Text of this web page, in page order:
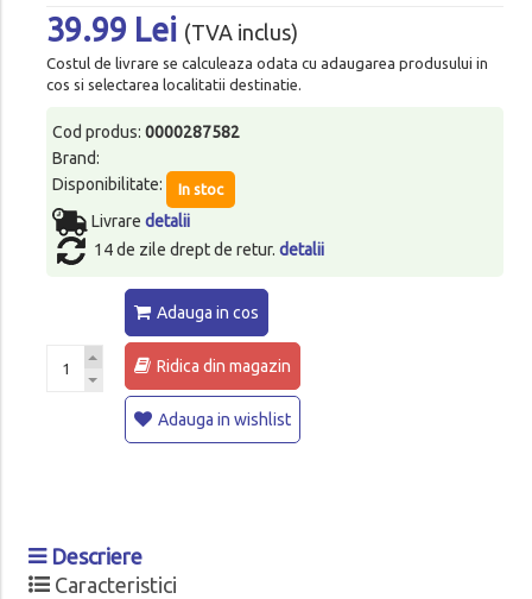
39.99 Lei (TVA inclus)
Costul de livrare se calculeaza odata cu adaugarea produsului in
cos si selectarea localitatii destinatie.
Cod produs: 0000287582
Brand:
Disponibilitate:
In stoc
Livrare detalii
14 de zile drept de retur. detalii
Adauga in cos
Ridica din magazin
Adauga in wishlist
Descriere
Caracteristici